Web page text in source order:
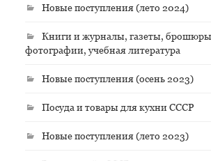
Новые поступления (лето 2024)
Книги и журналы, газеты,
фотографии, учебная литература
Новые поступления (осень 2023)
Посуда и товары для кухни СССР
Новые поступления (лето 2023)